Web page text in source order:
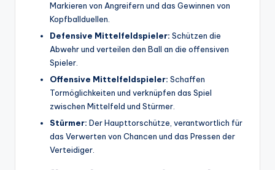
Markieren von Angreifern und das Gewinnen von
Kopfballduellen.
Defensive Mittelfeldspieler: Schützen die
Abwehr und verteilen den Ball an die offensiven
Spieler.
Offensive Mittelfeldspieler: Schaffen
Tormöglichkeiten und verknüpfen das Spiel
zwischen Mittelfeld und Stürmer.
Stürmer: Der Haupttorschütze, verantwortlich für
das Verwerten von Chancen und das Pressen der
Verteidiger.